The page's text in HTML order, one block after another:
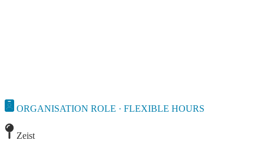
ORGANISATION ROLE · FLEXIBLE HOURS
Zeist